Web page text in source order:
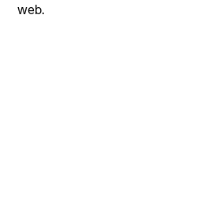
web.Morgan Stanley Real